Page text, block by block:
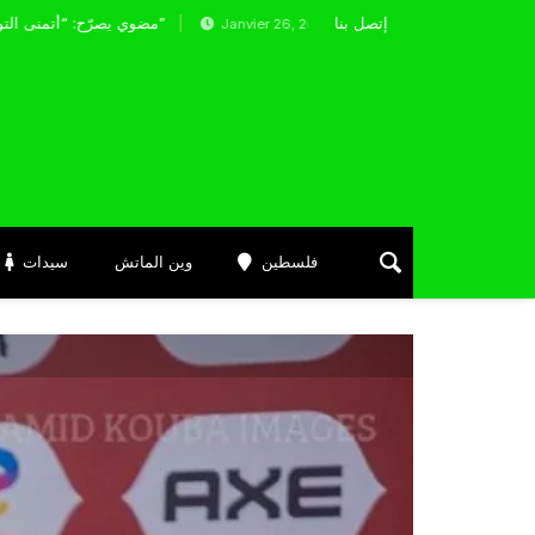
مضوي يصرّح: “أتمنى التوفيق لممثلي الكرة الجزائرية في المسابقات القارية” Janvier 26, 2025 يتحدث عن تضحياته من أجل الجزائر
إتصل بنا
سيدات وين الماتش فلسطين